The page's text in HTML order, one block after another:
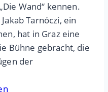
Wand“ kennen.
Tarnóczi, ein
hat in Graz eine
Bühne gebracht, die
der